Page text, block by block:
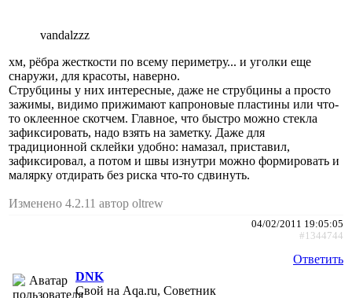
vandalzzz
хм, рёбра жесткости по всему периметру... и уголки еще
снаружи, для красоты, наверно.
Струбцины у них интересные, даже не струбцины а просто
зажимы, видимо прижимают капроновые пластины или что-
то оклеенное скотчем. Главное, что быстро можно стекла
зафиксировать, надо взять на заметку. Даже для
традиционной склейки удобно: намазал, приставил,
зафиксировал, а потом и швы изнутри можно формировать и
малярку отдирать без риска что-то сдвинуть.
Изменено 4.2.11 автор oltrew
04/02/2011 19:05:05
#1344744
Ответить
DNK
Свой на Aqa.ru, Советник